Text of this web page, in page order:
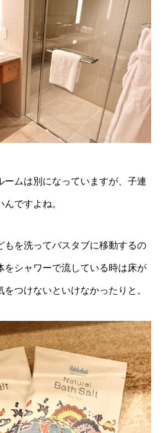
ームは別になっていますが、子連
ですよね。
もを洗ってバスタブに移動するの
をシャワーで流している時は床が
つけないといけなかったりと。